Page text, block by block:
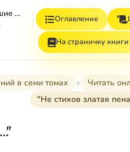
Том 4. Стихотворения, не вошедшие в Собрание сочинений Оглавление
На страничку книги
в семи томах Читать
"Не стихов златая